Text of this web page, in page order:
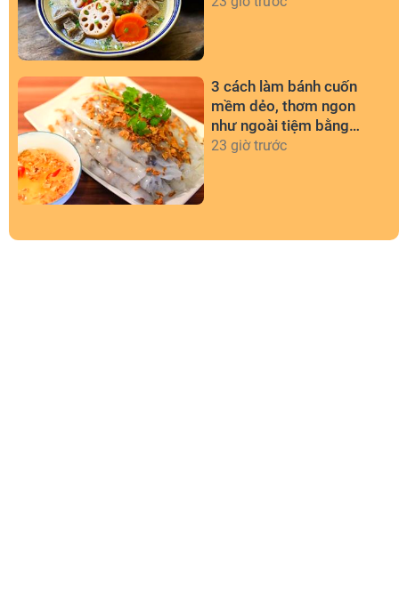
3 cách làm bánh cuốn
mềm dẻo, thơm ngon
như ngoài tiệm bằng
chảo chống dính
23 giờ trước